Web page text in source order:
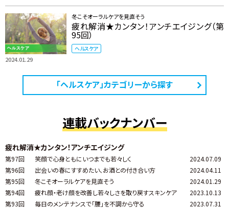
2024.01.29
冬こそオーラルケアを見直そう
疲れ解消★カンタン！アンチエイジング（第
95回）
ヘルスケア
「ヘルスケア」カテゴリーから探す
連載バックナンバー
疲れ解消★カンタン！アンチエイジング
第97回 笑顔で心身ともにいつまでも若々しく
2024.07.09
第96回
出会いの春にすすめたい、お酒との付き合い方
2024.04.11
第95回
冬こそオーラルケアを見直そう
2024.01.29
第94回
疲れ顔・老け顔を改善し若々しさを取り戻すスキンケア
2023.10.13
第93回
毎日のメンテナンスで「腰」を不調から守る
2023.07.31